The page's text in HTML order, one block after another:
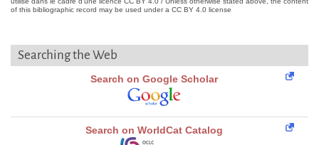
of this bibliographic record may be used under a CC BY 4.0 license
Searching the Web
Search on Google Scholar
Search on WorldCat Catalog